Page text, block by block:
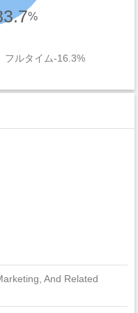
%
フルタイム 16.3%
And Related